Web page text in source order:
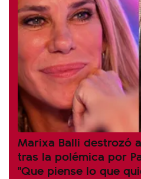
Marixa Balli destrozó
tras la polémica por
"Que piense lo que